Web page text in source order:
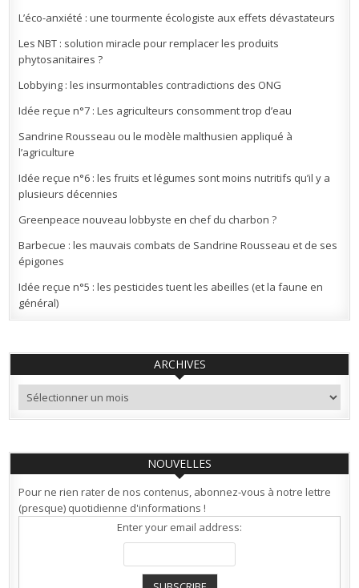
L’éco-anxiété : une tourmente écologiste aux effets dévastateurs
Les NBT : solution miracle pour remplacer les produits
phytosanitaires ?
Lobbying : les insurmontables contradictions des ONG
Idée reçue n°7 : Les agriculteurs consomment trop d’eau
Sandrine Rousseau ou le modèle malthusien appliqué à
l’agriculture
Idée reçue n°6 : les fruits et légumes sont moins nutritifs qu’il y a
plusieurs décennies
Greenpeace nouveau lobbyste en chef du charbon ?
Barbecue : les mauvais combats de Sandrine Rousseau et de ses
épigones
Idée reçue n°5 : les pesticides tuent les abeilles (et la faune en
général)
ARCHIVES
Archives
NOUVELLES
Pour ne rien rater de nos contenus, abonnez-vous à notre lettre
(presque) quotidienne d'informations !
Enter your email address: